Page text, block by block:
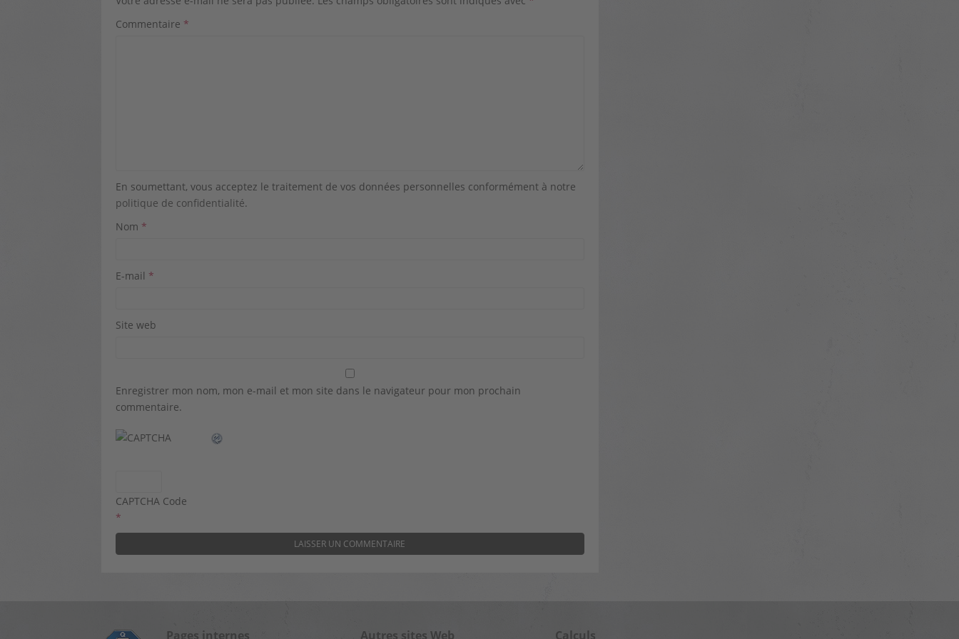
Commentaire *
En soumettant, vous acceptez le traitement de vos données personnelles conformément à notre
politique de confidentialité.
Nom *
E-mail *
Site web
Enregistrer mon nom, mon e-mail et mon site dans le navigateur pour mon prochain
commentaire.
CAPTCHA Code
*
Pages internes Autres sites Web Calculs